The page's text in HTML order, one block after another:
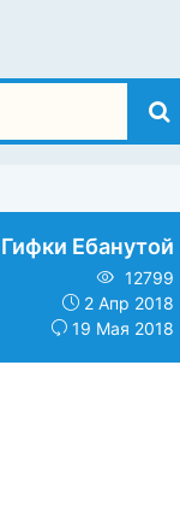
Гифки Ебанутой
12799
2 Апр 2018
19 Мая 2018